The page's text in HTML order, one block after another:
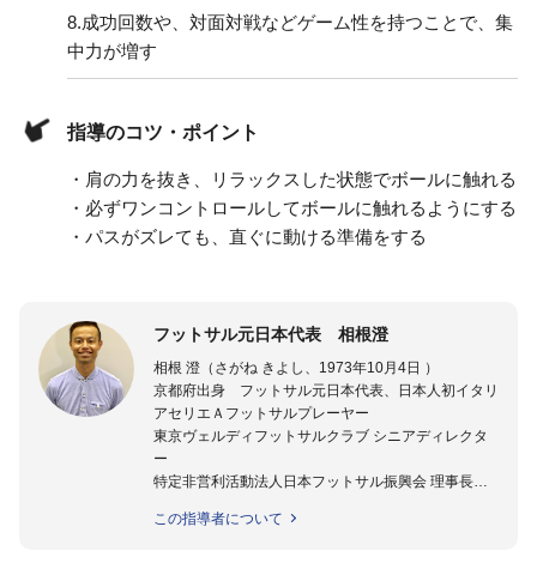
8.成功回数や、対面対戦などゲーム性を持つことで、集
中力が増す
指導のコツ・ポイント
・肩の力を抜き、リラックスした状態でボールに触れる
・必ずワンコントロールしてボールに触れるようにする
・パスがズレても、直ぐに動ける準備をする
フットサル元日本代表 相根澄
相根 澄（さがね きよし、1973年10月4日 ）
京都府出身 フットサル元日本代表、日本人初イタリ
アセリエＡフットサルプレーヤー
東京ヴェルディフットサルクラブ シニアディレクタ
ー
特定非営利活動法人日本フットサル振興会 理事長
2008年- 2009年 フットサル日本代表テクニカルスタ
この指導者について